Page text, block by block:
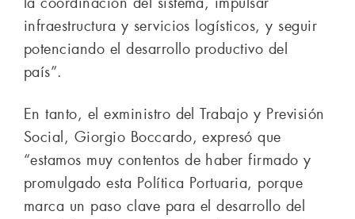
infraestructura y servicios logísticos, y seguir
potenciando el desarrollo productivo del
país”.
En tanto, el exministro del Trabajo y Previsión
Social, Giorgio Boccardo, expresó que
“estamos muy contentos de haber firmado y
promulgado esta Política Portuaria, porque
marca un paso clave para el desarrollo del